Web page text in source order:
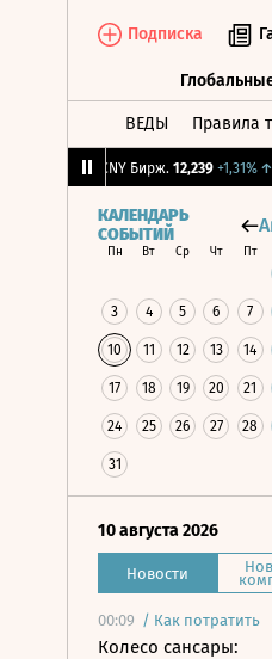
Подписка
ВЕДЫ Правила
CNY Бирж. 12,239 +1,31%↑
КАЛЕНДАРЬ
СОБЫТИЙ
Пн Вт Ср Чт Пт
3 4 5 6 7
10 11 12 13 14
17 18 19 20 21
24 25 26 27 28
31
10 августа 2026
Новости
00:09 / Как потратить
Колесо сансары: